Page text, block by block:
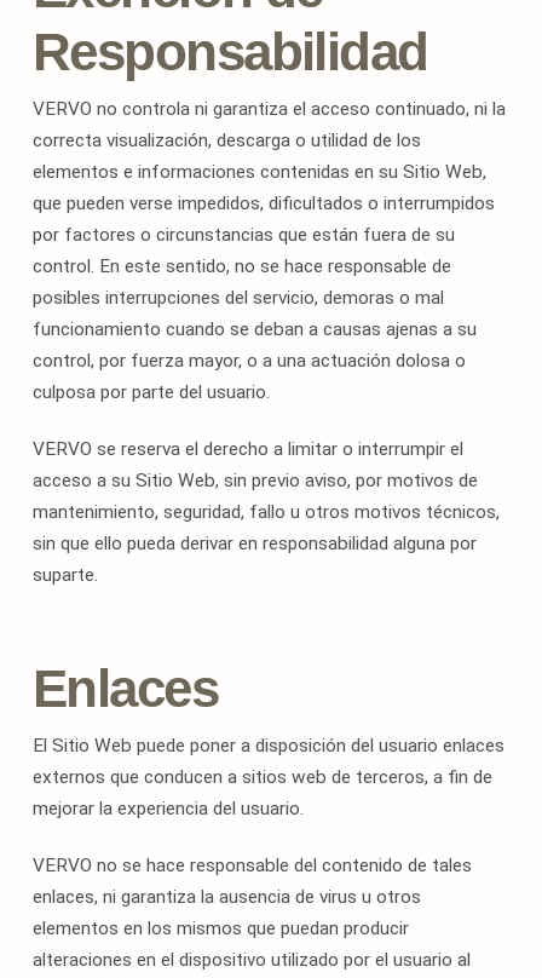
Responsabilidad
VERVO no controla ni garantiza el acceso continuado, ni la
correcta visualización, descarga o utilidad de los
elementos e informaciones contenidas en su Sitio Web,
que pueden verse impedidos, dificultados o interrumpidos
por factores o circunstancias que están fuera de su
control. En este sentido, no se hace responsable de
posibles interrupciones del servicio, demoras o mal
funcionamiento cuando se deban a causas ajenas a su
control, por fuerza mayor, o a una actuación dolosa o
culposa por parte del usuario.
VERVO se reserva el derecho a limitar o interrumpir el
acceso a su Sitio Web, sin previo aviso, por motivos de
mantenimiento, seguridad, fallo u otros motivos técnicos,
sin que ello pueda derivar en responsabilidad alguna por
suparte.
Enlaces
El Sitio Web puede poner a disposición del usuario enlaces
externos que conducen a sitios web de terceros, a fin de
mejorar la experiencia del usuario.
VERVO no se hace responsable del contenido de tales
enlaces, ni garantiza la ausencia de virus u otros
elementos en los mismos que puedan producir
alteraciones en el dispositivo utilizado por el usuario al